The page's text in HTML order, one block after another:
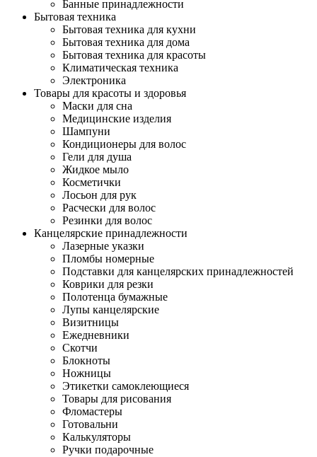
Банные принадлежности
Бытовая техника
Бытовая техника для кухни
Бытовая техника для дома
Бытовая техника для красоты
Климатическая техника
Электроника
Товары для красоты и здоровья
Маски для сна
Медицинские изделия
Шампуни
Кондиционеры для волос
Гели для душа
Жидкое мыло
Косметички
Лосьон для рук
Расчески для волос
Резинки для волос
Канцелярские принадлежности
Лазерные указки
Пломбы номерные
Подставки для канцелярских принадлежностей
Коврики для резки
Полотенца бумажные
Лупы канцелярские
Визитницы
Ежедневники
Скотчи
Блокноты
Ножницы
Этикетки самоклеющиеся
Товары для рисования
Фломастеры
Готовальни
Калькуляторы
Ручки подарочные